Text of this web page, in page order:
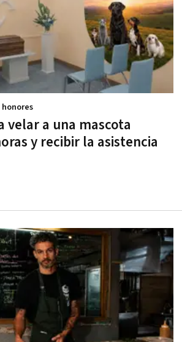
velar a una mascota
y recibir la asistencia
honores